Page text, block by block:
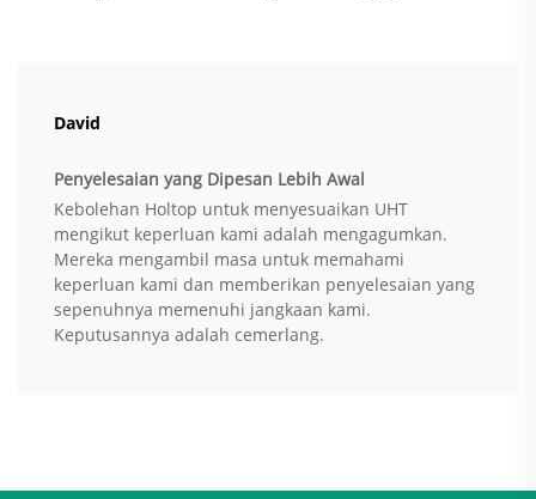
David
Penyelesaian yang Dipesan Lebih Awal
Kebolehan Holtop untuk menyesuaikan UHT
mengikut keperluan kami adalah mengagumkan.
Mereka mengambil masa untuk memahami
keperluan kami dan memberikan penyelesaian yang
sepenuhnya memenuhi jangkaan kami.
Keputusannya adalah cemerlang.